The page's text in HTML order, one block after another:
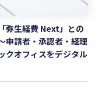
弥生経費 Next」との
申請者・承認者・経理
クオフィスをデジタル